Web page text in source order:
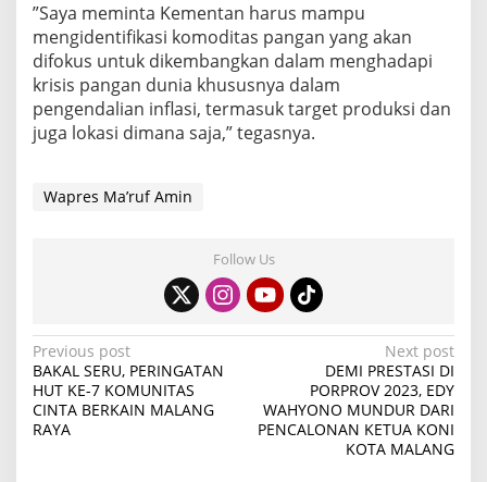
”Saya meminta Kementan harus mampu
mengidentifikasi komoditas pangan yang akan
difokus untuk dikembangkan dalam menghadapi
krisis pangan dunia khususnya dalam
pengendalian inflasi, termasuk target produksi dan
juga lokasi dimana saja,” tegasnya.
Wapres Ma’ruf Amin
Follow Us
P
o
s
Previous post
BAKAL SERU, PERINGATAN
HUT KE-7 KOMUNITAS
CINTA BERKAIN MALANG
RAYA
Next post
DEMI PRESTASI DI
PORPROV 2023, EDY
WAHYONO MUNDUR DARI
PENCALONAN KETUA KONI
KOTA MALANG